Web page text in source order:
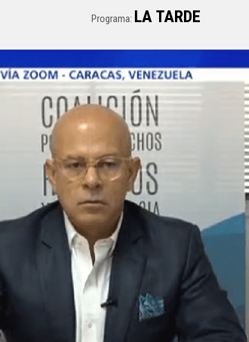
Programa: LA TARDE